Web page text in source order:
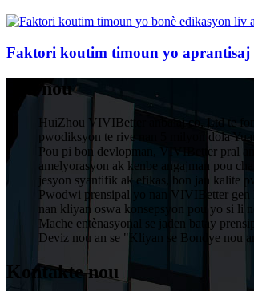
Faktori koutim timoun yo aprantisaj
Sou nou
HuiZhou VIVIBetter anbalaj co, Ltd te
pwodiksyon te rive nan 5 milyon dola
Pou pi bon devlopman, VIVIBetter pral
amelyorasyon ak kenbe angajman pou
jesyon syantifik ak efikas, bon jan kalite
Pwodwi prensipal yo nan VIVIBetter
nan kliyan oswa konsepsyon pou yo si li
Mache entènasyonal se jaden batay
Deviz nou an se "Kliyan se Bondye nou
Kontakte nou